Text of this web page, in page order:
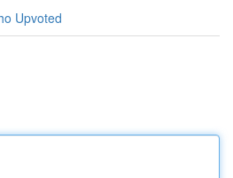
Upvoted